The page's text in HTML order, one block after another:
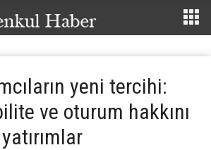
yeni tercihi:
ve oturum hakkını